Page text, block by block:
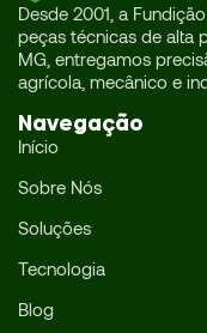
Desde 2001, a
peças técnicas de alta
MG, entregamos
agrícola, mecânico e
Navegação
Início
Sobre Nós
Soluções
Tecnologia
Blog